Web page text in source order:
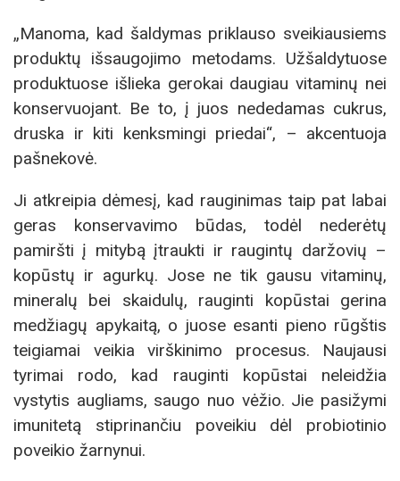
„Manoma, kad šaldymas priklauso sveikiausiems
produktų išsaugojimo metodams. Užšaldytuose
produktuose išlieka gerokai daugiau vitaminų nei
konservuojant. Be to, į juos nededamas cukrus,
druska ir kiti kenksmingi priedai“, – akcentuoja
pašnekovė.
Ji atkreipia dėmesį, kad rauginimas taip pat labai
geras konservavimo būdas, todėl nederėtų
pamiršti į mitybą įtraukti ir raugintų daržovių –
kopūstų ir agurkų. Jose ne tik gausu vitaminų,
mineralų bei skaidulų, rauginti kopūstai gerina
medžiagų apykaitą, o juose esanti pieno rūgštis
teigiamai veikia virškinimo procesus. Naujausi
tyrimai rodo, kad rauginti kopūstai neleidžia
vystytis augliams, saugo nuo vėžio. Jie pasižymi
imunitetą stiprinančiu poveikiu dėl probiotinio
poveikio žarnynui.